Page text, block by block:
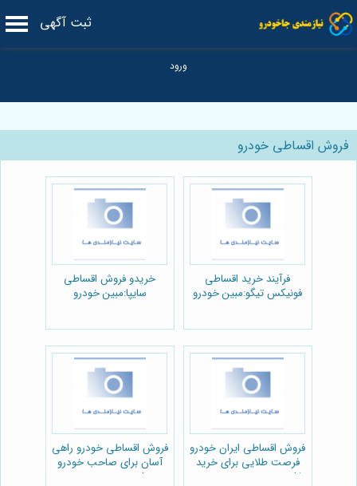
ثبت آگهی
فروش اقساطی خودرو
فرآیند خرید اقساطی
فونیکس تیگو:مبین خودرو
خریدو فروش اقساطی
سایپا:مبین خودرو
فروش اقساطی ایران خودرو
فرصت طلایی برای خرید
ماشین:مجموعه مبین خودرو
فروش اقساطی خودرو راهی
آسان برای صاحب خودرو
شدن:مبین خودرو